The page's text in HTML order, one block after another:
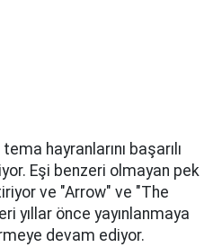
hayranlarını başarılı
Eşi benzeri olmayan pek
ve "Arrow" ve "The
yıllar önce yayınlanmaya
devam ediyor.